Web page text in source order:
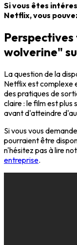
Si vous êtes
Netflix, vous
wolverine"
La question de la
Netflix est complexe
des pratiques de
claire : le film est
avant d'atteindre
Si vous vous
pourraient être
n'hésitez pas à lire
entreprise.